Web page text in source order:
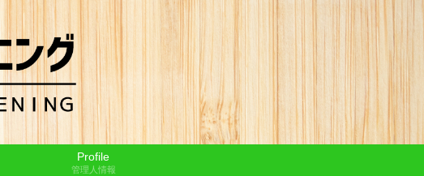
Profile
管理人情報